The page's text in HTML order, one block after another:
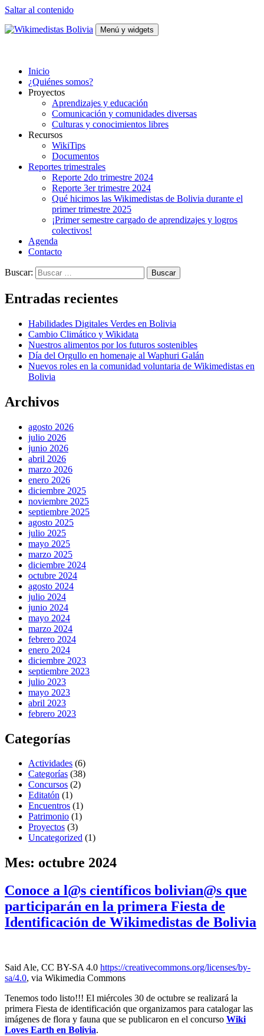
Saltar al contenido
Menú y widgets
Inicio
¿Quiénes somos?
Proyectos
Aprendizajes y educación
Comunicación y comunidades diversas
Culturas y conocimientos libres
Recursos
WikiTips
Documentos
Reportes trimestrales
Reporte 2do trimestre 2024
Reporte 3er trimestre 2024
Qué hicimos las Wikimedistas de Bolivia durante el
primer trimestre 2025
¡Primer semestre cargado de aprendizajes y logros
colectivos!
Agenda
Contacto
Buscar:
Entradas recientes
Habilidades Digitales Verdes en Bolivia
Cambio Climático y Wikidata
Nuestros alimentos por los futuros sostenibles
Día del Orgullo en homenaje al Waphuri Galán
Nuevos roles en la comunidad voluntaria de Wikimedistas en
Bolivia
Archivos
agosto 2026
julio 2026
junio 2026
abril 2026
marzo 2026
enero 2026
diciembre 2025
noviembre 2025
septiembre 2025
agosto 2025
julio 2025
mayo 2025
marzo 2025
diciembre 2024
octubre 2024
agosto 2024
julio 2024
junio 2024
mayo 2024
marzo 2024
febrero 2024
enero 2024
diciembre 2023
septiembre 2023
julio 2023
mayo 2023
abril 2023
febrero 2023
Categorías
Actividades (6)
Categorías (38)
Concursos (2)
Editatón (1)
Encuentros (1)
Patrimonio (1)
Proyectos (3)
Uncategorized (1)
Mes: octubre 2024
Conoce a l@s científicos bolivian@s que
participarán en la primera Fiesta de
Identificación de Wikimedistas de Bolivia
Said Ale, CC BY-SA 4.0 https://creativecommons.org/licenses/by-
sa/4.0, via Wikimedia Commons
Tenemos todo listo!!! El miércoles 30 de octubre se realizará la
primera Fiesta de identificación que organizamos para catalogar las
imágenes de flora y fauna que se publicaron en el concurso Wiki
Loves Earth en Bolivia.